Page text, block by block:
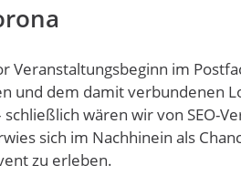
Veranstaltungsbeginn im
und dem damit verbundenen
wären wir von SEO-
sich im Nachhinein als
zu erleben.